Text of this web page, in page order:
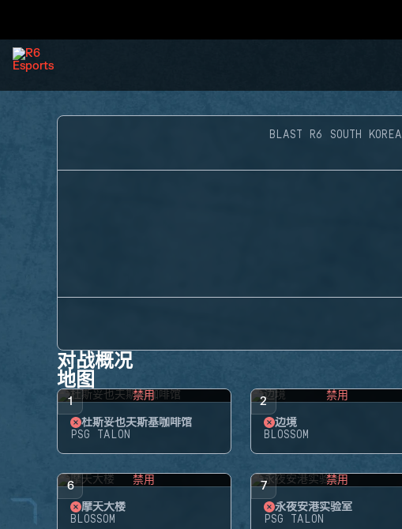
BLAST R6 SOUTH KOREA
对战概况
地图
1 禁用
杜斯妥也夫斯基咖啡馆
PSG TALON
2 禁用
边境
BLOSSOM
6 禁用
摩天大楼
BLOSSOM
7 禁用
永夜安港实验室
PSG TALON